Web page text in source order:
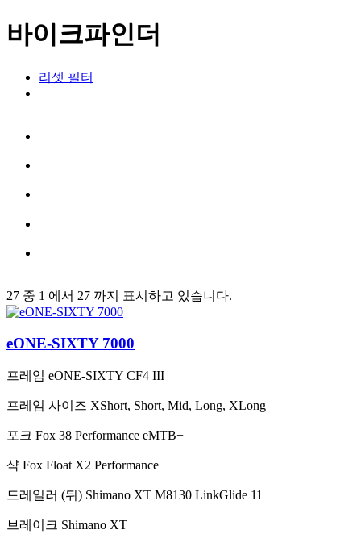
바이크파인더
리셋 필터
27 중 1 에서 27 까지 표시하고 있습니다.
eONE-SIXTY 7000
프레임 eONE-SIXTY CF4 III
프레임 사이즈 XShort, Short, Mid, Long, XLong
포크 Fox 38 Performance eMTB+
샥 Fox Float X2 Performance
드레일러 (뒤) Shimano XT M8130 LinkGlide 11
브레이크 Shimano XT